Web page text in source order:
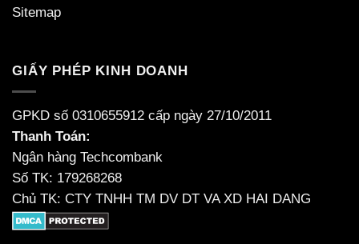
Sitemap
GIẤY PHÉP KINH DOANH
GPKD số 0310655912 cấp ngày 27/10/2011
Thanh Toán:
Ngân hàng Techcombank
Số TK: 179268268
Chủ TK: CTY TNHH TM DV DT VA XD HAI DANG